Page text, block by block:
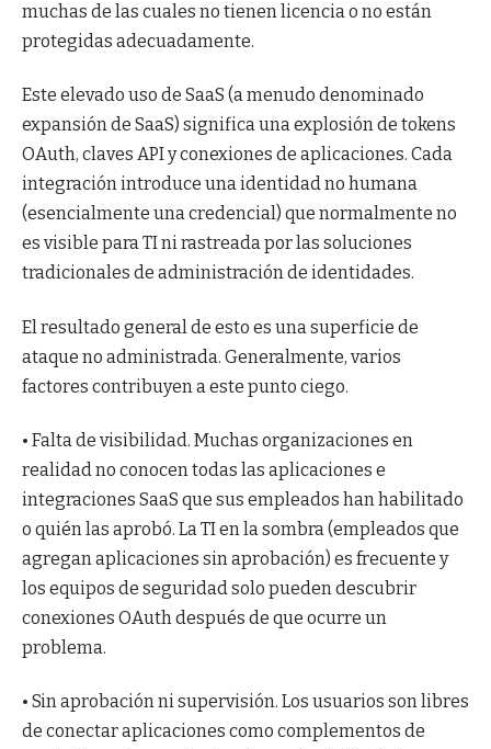
muchas de las cuales no tienen licencia o no están
protegidas adecuadamente.
Este elevado uso de SaaS (a menudo denominado
expansión de SaaS) significa una explosión de tokens
OAuth, claves API y conexiones de aplicaciones. Cada
integración introduce una identidad no humana
(esencialmente una credencial) que normalmente no
es visible para TI ni rastreada por las soluciones
tradicionales de administración de identidades.
El resultado general de esto es una superficie de
ataque no administrada. Generalmente, varios
factores contribuyen a este punto ciego.
• Falta de visibilidad. Muchas organizaciones en
realidad no conocen todas las aplicaciones e
integraciones SaaS que sus empleados han habilitado
o quién las aprobó. La TI en la sombra (empleados que
agregan aplicaciones sin aprobación) es frecuente y
los equipos de seguridad solo pueden descubrir
conexiones OAuth después de que ocurre un
problema.
• Sin aprobación ni supervisión. Los usuarios son libres
de conectar aplicaciones como complementos de